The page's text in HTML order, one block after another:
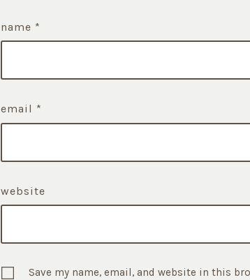
name *
email *
website
Save my name, email, and website in this